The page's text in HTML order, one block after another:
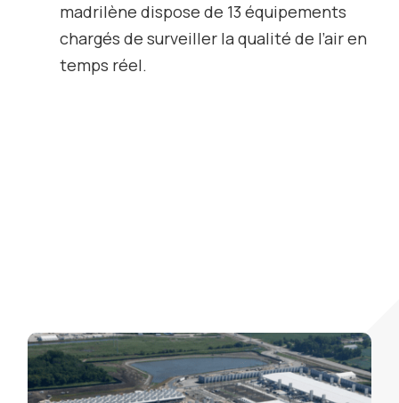
madrilène dispose de 13 équipements
chargés de surveiller la qualité de l’air en
temps réel.